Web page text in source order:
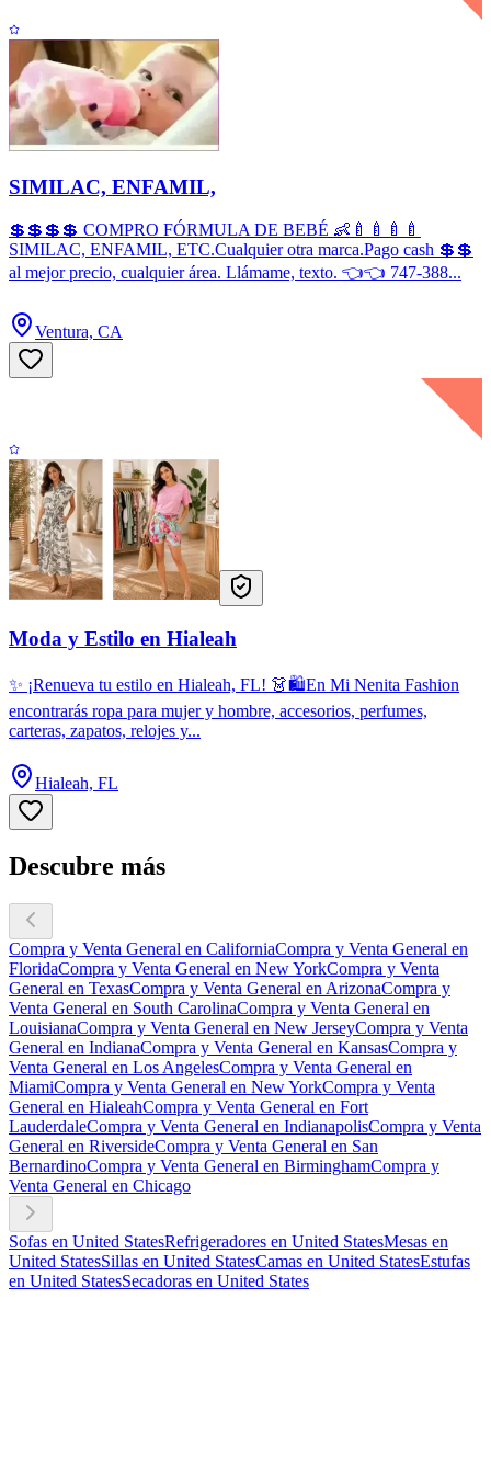
SIMILAC, ENFAMIL,
💲💲💲💲 COMPRO FÓRMULA DE BEBÉ 👶🍼🍼🍼🍼
SIMILAC, ENFAMIL, ETC.Cualquier otra marca.Pago cash 💲💲
al mejor precio, cualquier área. Llámame, texto. 👈👈 747-388...
Ventura, CA
Moda y Estilo en Hialeah
✨ ¡Renueva tu estilo en Hialeah, FL! 👗🛍️En Mi Nenita Fashion
encontrarás ropa para mujer y hombre, accesorios, perfumes,
carteras, zapatos, relojes y...
Hialeah, FL
Descubre más
Compra y Venta General en CaliforniaCompra y Venta General en
FloridaCompra y Venta General en New YorkCompra y Venta
General en TexasCompra y Venta General en ArizonaCompra y
Venta General en South CarolinaCompra y Venta General en
LouisianaCompra y Venta General en New JerseyCompra y Venta
General en IndianaCompra y Venta General en KansasCompra y
Venta General en Los AngelesCompra y Venta General en
MiamiCompra y Venta General en New YorkCompra y Venta
General en HialeahCompra y Venta General en Fort
LauderdaleCompra y Venta General en IndianapolisCompra y Venta
General en RiversideCompra y Venta General en San
BernardinoCompra y Venta General en BirminghamCompra y
Venta General en Chicago
Sofas en United StatesRefrigeradores en United StatesMesas en
United StatesSillas en United StatesCamas en United StatesEstufas
en United StatesSecadoras en United States